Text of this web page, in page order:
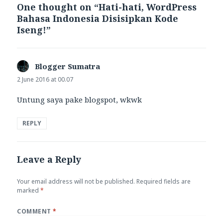
One thought on “Hati-hati, WordPress
Bahasa Indonesia Disisipkan Kode
Iseng!”
Blogger Sumatra
2 June 2016 at 00.07
Untung saya pake blogspot, wkwk
REPLY
Leave a Reply
Your email address will not be published. Required fields are
marked*
COMMENT*